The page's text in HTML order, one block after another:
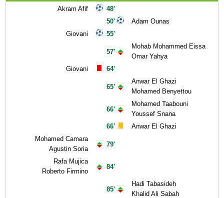
Akram Afif
Giovani
Giovani
Mohamed Camara
Agustin Soria
Rafa Mujica
Roberto Firmino
48'
50'
55'
57'
64'
65'
66'
66'
79'
84'
85'
Adam Ounas
Mohab Mohammed Eissa
Omar Yahya
Anwar El Ghazi
Mohamed Benyettou
Mohamed Taabouni
Youssef Snana
Anwar El Ghazi
Hadi Tabasideh
Khalid Ali Sabah